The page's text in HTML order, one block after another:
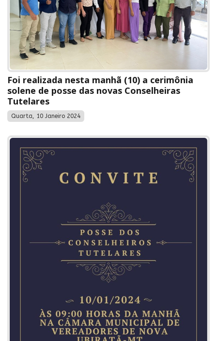
Foi realizada nesta manhã (10) a cerimônia
solene de posse das novas Conselheiras
Tutelares
Quarta, 10 Janeiro 2024